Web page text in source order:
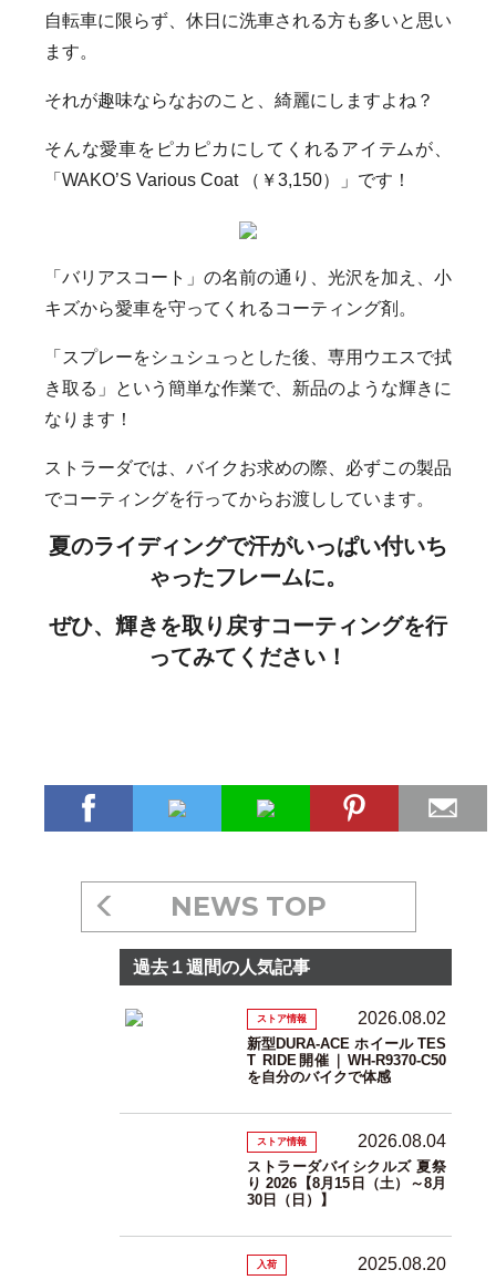
自転車に限らず、休日に洗車される方も多いと思い
ます。
それが趣味ならなおのこと、綺麗にしますよね？
そんな愛車をピカピカにしてくれるアイテムが、
「WAKO’S Various Coat （￥3,150）」です！
「バリアスコート」の名前の通り、光沢を加え、小
キズから愛車を守ってくれるコーティング剤。
「スプレーをシュシュっとした後、専用ウエスで拭
き取る」という簡単な作業で、新品のような輝きに
なります！
ストラーダでは、バイクお求めの際、必ずこの製品
でコーティングを行ってからお渡ししています。
夏のライディングで汗がいっぱい付いち
ゃったフレームに。
ぜひ、輝きを取り戻すコーティングを行
ってみてください！
NEWS TOP
過去１週間の人気記事
ストア情報 2026.08.02
新型DURA-ACE ホイール TES
T RIDE開催｜WH-R9370-C50
を自分のバイクで体感
ストア情報 2026.08.04
ストラーダバイシクルズ 夏祭
り 2026【8月15日（土）～8月
30日（日）】
入荷 2025.08.20